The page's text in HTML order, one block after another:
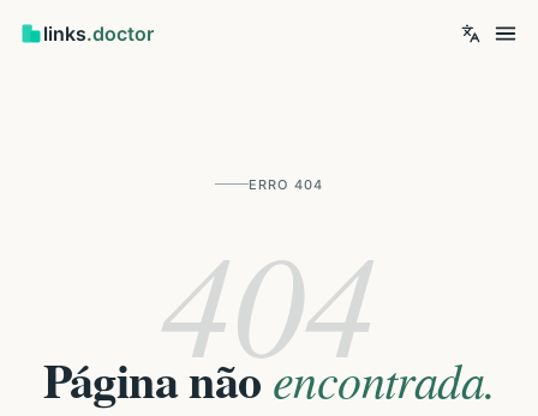
links.doctor
ERRO 404
404
Página nãoencontrada.